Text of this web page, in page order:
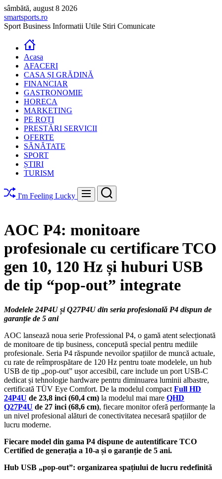
Skip
to
content
sâmbătă, august 8 2026
smartsports.ro
Sport Business Informatii Utile Stiri Comunicate
Acasa
AFACERI
CASA ȘI GRĂDINĂ
FINANCIAR
GASTRONOMIE
HORECA
MARKETING
PE ROȚI
PRESTĂRI SERVICII
OFERTE
SĂNĂTATE
SPORT
ȘTIRI
TURISM
I'm Feeling Lucky Menu Search
AOC P4: monitoare
profesionale cu certificare TCO
gen 10, 120 Hz și huburi USB
de tip “pop-out” integrate
Modelele 24P4U și Q27P4U din seria profesională P4 dispun de
garanție de 5 ani
AOC lansează noua serie Professional P4, o gamă atent selecționată
de monitoare de tip business, concepută special pentru mediile
profesionale. Seria P4 răspunde nevoilor spațiilor de muncă actuale,
cu rate de reîmprospătare de 120 Hz pentru toate modelele, un hub
USB de tip „pop-out” ușor accesibil, care include un port USB-C
dedicat și tehnologie hardware pentru diminuarea luminii albastre,
certificată TÜV Eye Comfort. De la modelul compact Full HD
24P4U de 23,8 inci (60,4 cm) la modelul mai mare QHD
Q27P4U de 27 inci (68,6 cm), fiecare monitor oferă performanțe la
un nivel profesional alături de conectivitatea necesară spațiilor de
lucru moderne.
Fiecare model din gama P4 dispune de autentificare TCO
Certified de generația a 10-a și o garanție de 5 ani.
Hub USB „pop-out”: organizarea spațiului de lucru redefinită